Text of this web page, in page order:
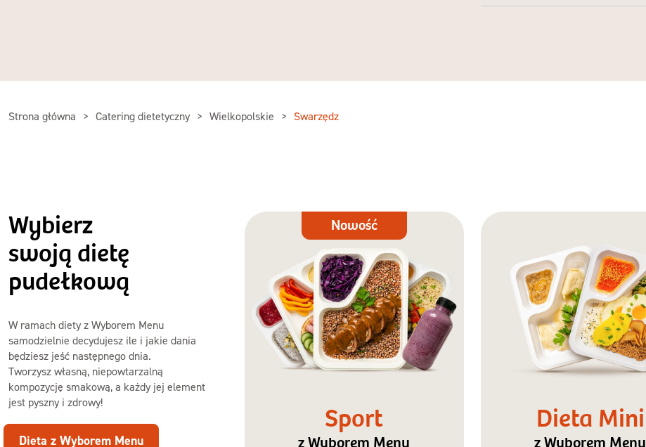
Strona główna Catering dietetyczny Wielkopolskie Swarzędz
Wybierz
swoją dietę
pudełkową
W ramach diety z Wyborem Menu
samodzielnie decydujesz ile i jakie dania
będziesz jeść następnego dnia.
Tworzysz własną, niepowtarzalną
kompozycję smakową, a każdy jej element
jest pyszny i zdrowy!
Dieta z Wyborem Menu
Dieta
Nowość
Sport Dieta Mini